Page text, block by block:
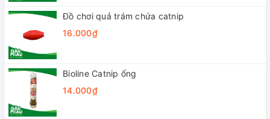
Đồ chơi quả trám chứa catnip
16.000₫
Bioline Catnip ống
14.000₫